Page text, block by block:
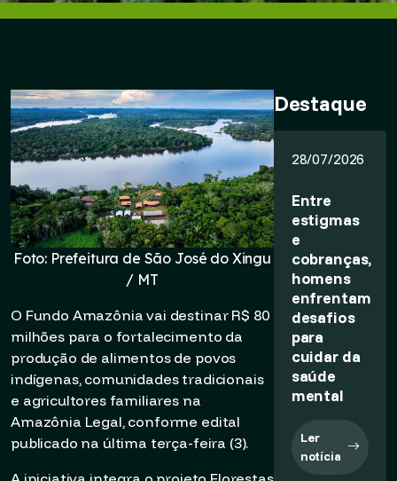
Foto: Prefeitura de São José do Xingu
/ MT
O Fundo Amazônia vai destinar R$ 80
milhões para o fortalecimento da
produção de alimentos de povos
indígenas, comunidades tradicionais
e agricultores familiares na
Amazônia Legal, conforme edital
publicado na última terça-feira (3).
Destaque
28/07/2026
Entre
estigmas
e
cobranças,
homens
enfrentam
desafios
para
cuidar da
saúde
mental
Ler
notícia